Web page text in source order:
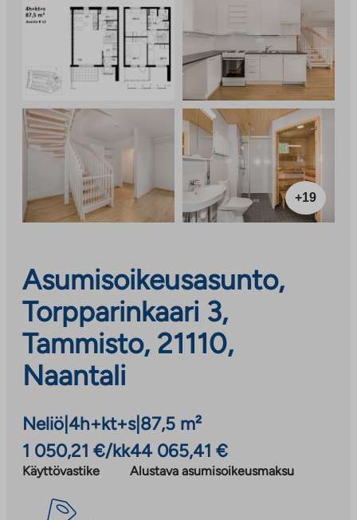
+19
Asumisoikeusasunto,
Torpparinkaari 3,
Tammisto, 21110,
Naantali
Neliö 4h+kt+s| 87,5 m²
1 050,21 €/kk
Käyttövastike
44 065,41 €
Alustava asumisoikeusmaksu